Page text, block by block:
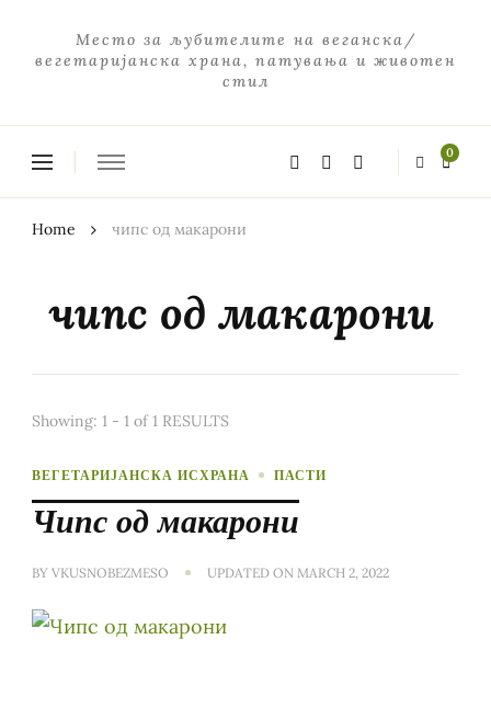
Место за љубителите на веганска/
вегетаријанска храна, патувања и животен
стил
0
Home чипс од макарони
чипс од макарони
Showing: 1 - 1 of 1 RESULTS
ВЕГЕТАРИЈАНСКА ИСХРАНА ПАСТИ
Чипс од макарони
BY VKUSNOBEZMESO UPDATED ON MARCH 2, 2022